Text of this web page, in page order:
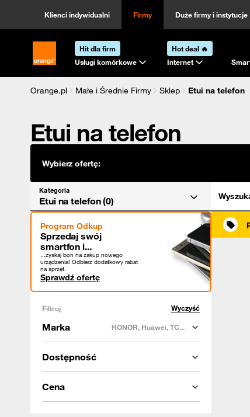
Klienci indywidualni Firmy Duże firmy i instytucje
Strona główna Orange.pl
Hit dla firm
Usługi komórkowe
Hot deal 🔥
Internet
Orange.pl Małe i Średnie Firmy Sklep
Etui na telefon
Etui na telefon
Wybierz ofertę:
Kategoria
Etui na telefon (0)
Program Odkup
Sprzedaj swój
smartfon i...
...zyskaj bon na zakup nowego
urządzenia! Odbierz dodatkowy rabat
na sprzęt.
Sprawdź ofertę
Filtruj Wyczyść
Marka HONOR, Huawei, TC...
Dostępność
Cena